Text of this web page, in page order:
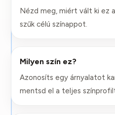
Nézd meg, miért vált ki ez
szűk célú színappot.
Milyen szín ez?
Azonosíts egy árnyalatot
mentsd el a teljes